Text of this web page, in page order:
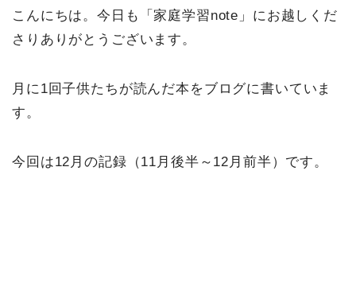
こんにちは。今日も「家庭学習note」にお越しくだ
さりありがとうございます。
月に1回子供たちが読んだ本をブログに書いていま
す。
今回は12月の記録（11月後半～12月前半）です。